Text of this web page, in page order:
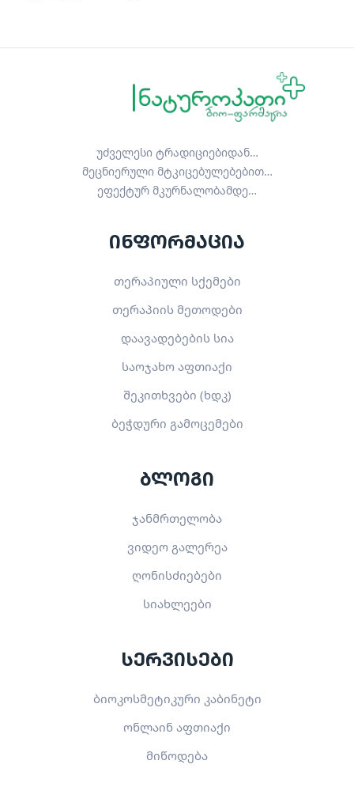
უძველესი ტრადიციებიდან…
მეცნიერული მტკიცებულებებით…
ეფექტურ მკურნალობამდე…
ინფორმაცია
თერაპიული სქემები
თერაპიის მეთოდები
დაავადებების სია
საოჯახო აფთიაქი
შეკითხვები (ხდკ)
ბეჭდური გამოცემები
ბლოგი
ჯანმრთელობა
ვიდეო გალერეა
ღონისძიებები
სიახლეები
სერვისები
ბიოკოსმეტიკური კაბინეტი
ონლაინ აფთიაქი
მიწოდება